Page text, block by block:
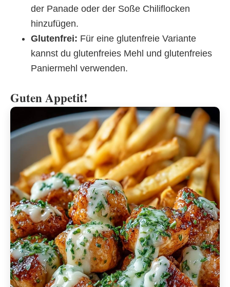
der Panade oder der Soße Chiliflocken
hinzufügen.
Glutenfrei: Für eine glutenfreie Variante
kannst du glutenfreies Mehl und glutenfreies
Paniermehl verwenden.
Guten Appetit!